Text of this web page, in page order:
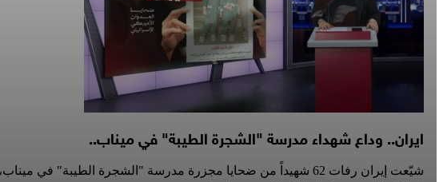
ايران.. وداع شهداء مدرسة "الشجرة الطيبة" في ميناب..
شيّعت إيران رفات 62 شهيداً من ضحايا مجزرة مدرسة "الشجرة